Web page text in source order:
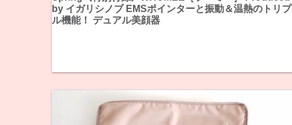
by イガリシノブ EMSポインターと振動＆温熱のトリプ
ル機能！ デュアル美顔器